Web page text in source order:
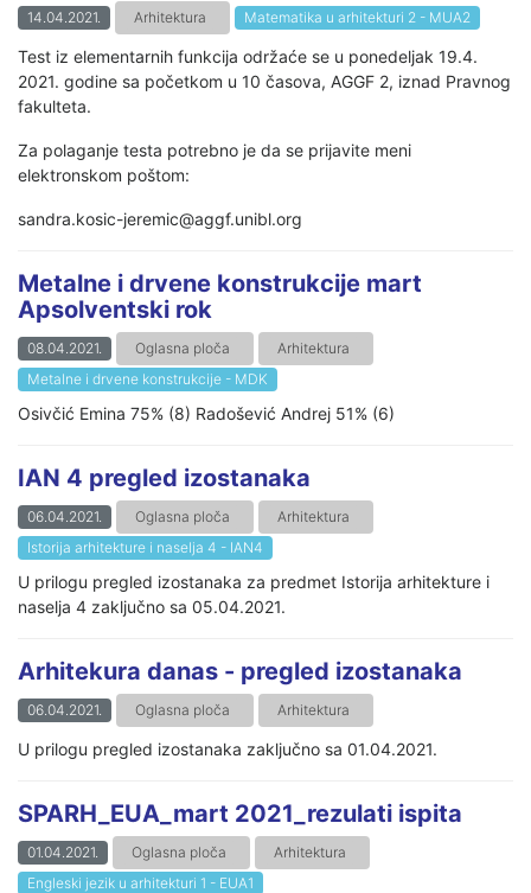
14.04.2021. Arhitektura Matematika u arhitekturi 2 - MUA2
Test iz elementarnih funkcija održaće se u ponedeljak 19.4.
2021. godine sa početkom u 10 časova, AGGF 2, iznad Pravnog
fakulteta.
Za polaganje testa potrebno je da se prijavite meni
elektronskom poštom:
sandra.kosic-jeremic@aggf.unibl.org
Metalne i drvene konstrukcije mart
Apsolventski rok
08.04.2021. Oglasna ploča
Arhitektura
Metalne i drvene konstrukcije - MDK
Osivčić Emina 75% (8) Radošević Andrej 51% (6)
IAN 4 pregled izostanaka
06.04.2021. Oglasna ploča
Arhitektura
Istorija arhitekture i naselja 4 - IAN4
U prilogu pregled izostanaka za predmet Istorija arhitekture i
naselja 4 zaključno sa 05.04.2021.
Arhitekura danas - pregled izostanaka
06.04.2021. Oglasna ploča Arhitektura
U prilogu pregled izostanaka zaključno sa 01.04.2021.
SPARH_EUA_mart 2021_rezulati ispita
01.04.2021. Oglasna ploča
Arhitektura
Engleski jezik u arhitekturi 1 - EUA1